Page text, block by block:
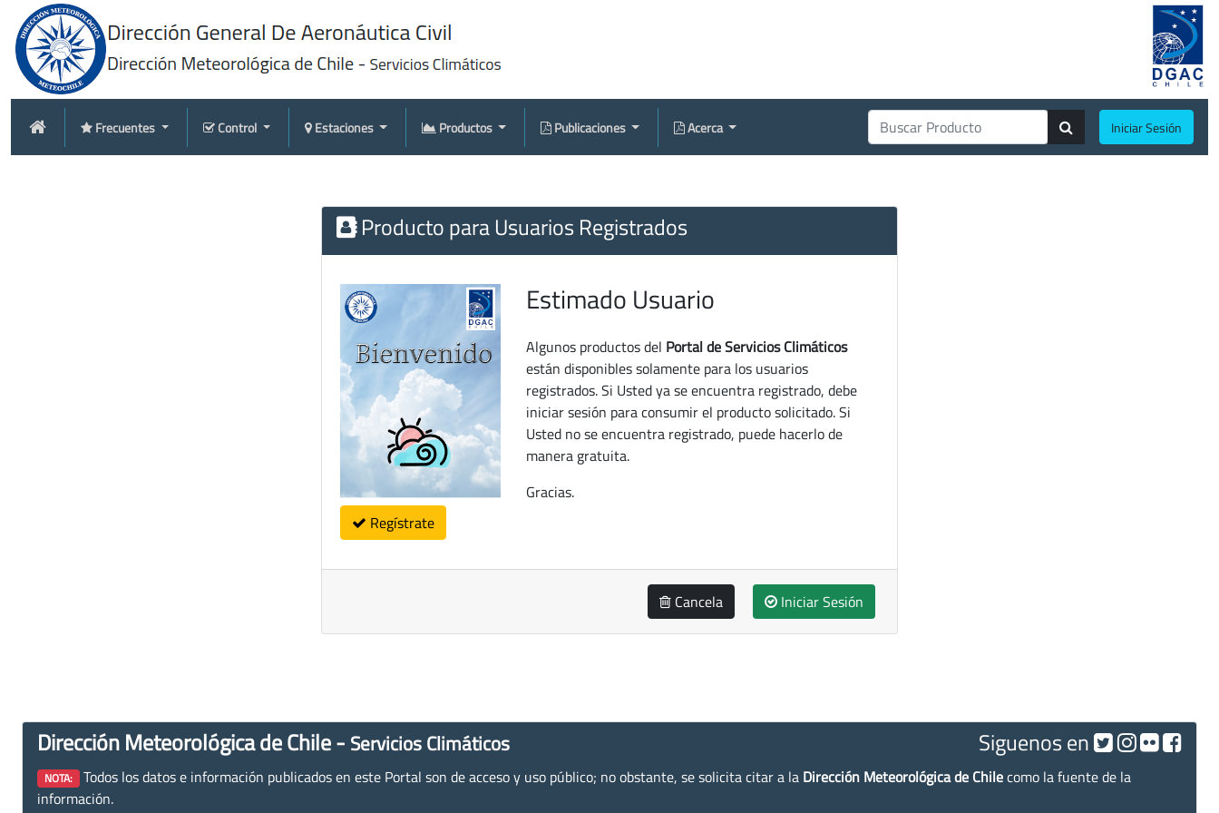
Frecuentes Control Estaciones Productos Publicaciones Acerca Iniciar Sesión
Producto para Usuarios Registrados
Regístrate
Estimado Usuario
Algunos productos del Portal de Servicios Climáticos
están disponibles solamente para los usuarios
registrados. Si Usted ya se encuentra registrado, debe
iniciar sesión para consumir el producto solicitado. Si
Usted no se encuentra registrado, puede hacerlo de
manera gratuita.
Gracias.
Cancela Iniciar Sesión
Dirección Meteorológica de Chile - Servicios Climáticos Siguenos en
NOTA: Todos los datos e información publicados en este Portal son de acceso y uso público; no obstante, se solicita citar a la Dirección Meteorológica de Chilecomo la fuente de la
información.